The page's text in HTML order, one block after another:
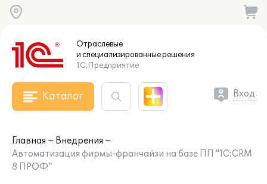
Отраслевые
и специализированныерешения
1С:Предприятие
Каталог Вход
Главная
Внедрения
Автоматизация фирмы-франчайзи на базе ПП "1С:CRM
8 ПРОФ"